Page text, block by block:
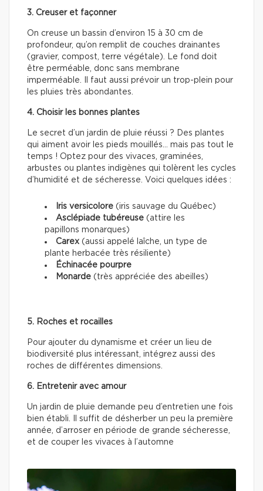
3. Creuser et façonner
On creuse un bassin d’environ 15 à 30 cm de
profondeur, qu’on remplit de couches drainantes
(gravier, compost, terre végétale). Le fond doit
être perméable, donc sans membrane
imperméable. Il faut aussi prévoir un trop-plein pour
les pluies très abondantes.
4. Choisir les bonnes plantes
Le secret d’un jardin de pluie réussi ? Des plantes
qui aiment avoir les pieds mouillés… mais pas tout le
temps ! Optez pour des vivaces, graminées,
arbustes ou plantes indigènes qui tolèrent les cycles
d’humidité et de sécheresse. Voici quelques idées :
Iris versicolore (iris sauvage du Québec)
Asclépiade tubéreuse (attire les
papillons monarques)
Carex (aussi appelé laîche, un type de
plante herbacée très résiliente)
Échinacée pourpre
Monarde (très appréciée des abeilles)
5. Roches et rocailles
Pour ajouter du dynamisme et créer un lieu de
biodiversité plus intéressant, intégrez aussi des
roches de différentes dimensions.
6. Entretenir avec amour
Un jardin de pluie demande peu d’entretien une fois
bien établi. Il suffit de désherber un peu la première
année, d’arroser en période de grande sécheresse,
et de couper les vivaces à l’automne